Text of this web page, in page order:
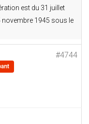
est du 31 juillet
novembre 1945 sous le
#4744